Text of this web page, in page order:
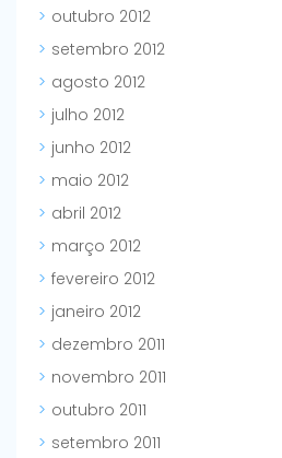
outubro 2012
setembro 2012
agosto 2012
julho 2012
junho 2012
maio 2012
abril 2012
março 2012
fevereiro 2012
janeiro 2012
dezembro 2011
novembro 2011
outubro 2011
setembro 2011